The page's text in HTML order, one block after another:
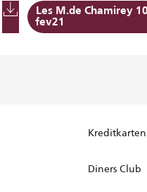
Les M.de Chamirey
fev21
Kreditkarten
Diners Club